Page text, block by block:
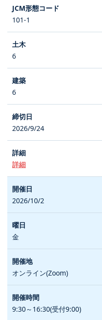
101-1
6
6
2026/9/24
詳細
2026/10/2
金
オンライン(Zoom)
9:30～16:30(受付9:00)